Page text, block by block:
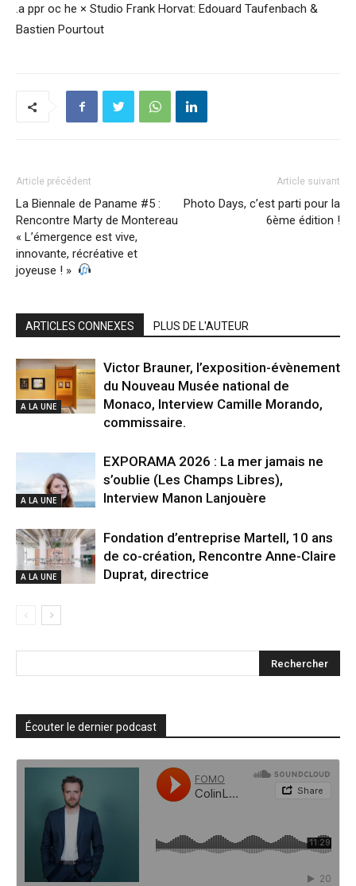
.a ppr oc he × Studio Frank Horvat: Edouard Taufenbach &
Bastien Pourtout
Article précédent
La Biennale de Paname #5 :
Rencontre Marty de Montereau
« L’émergence est vive,
innovante, récréative et
joyeuse ! »
Article suivant
Photo Days, c’est parti pour la
6ème édition !
ARTICLES CONNEXES PLUS DE L'AUTEUR
A LA UNE
Victor Brauner, l’exposition-évènement
du Nouveau Musée national de
Monaco, Interview Camille Morando,
commissaire.
A LA UNE
EXPORAMA 2026 : La mer jamais ne
s’oublie (Les Champs Libres),
Interview Manon Lanjouère
A LA UNE
Fondation d’entreprise Martell, 10 ans
de co-création, Rencontre Anne-Claire
Duprat, directrice
Écouter le dernier podcast